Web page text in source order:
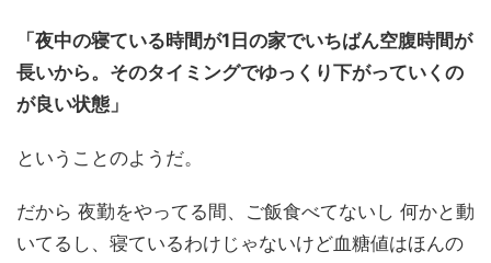
「夜中の寝ている時間が1日の家でいちばん空腹時間が
長いから。そのタイミングでゆっくり下がっていくの
が良い状態」
ということのようだ。
だから 夜勤をやってる間、ご飯食べてないし 何かと動
いてるし、寝ているわけじゃないけど血糖値はほんの